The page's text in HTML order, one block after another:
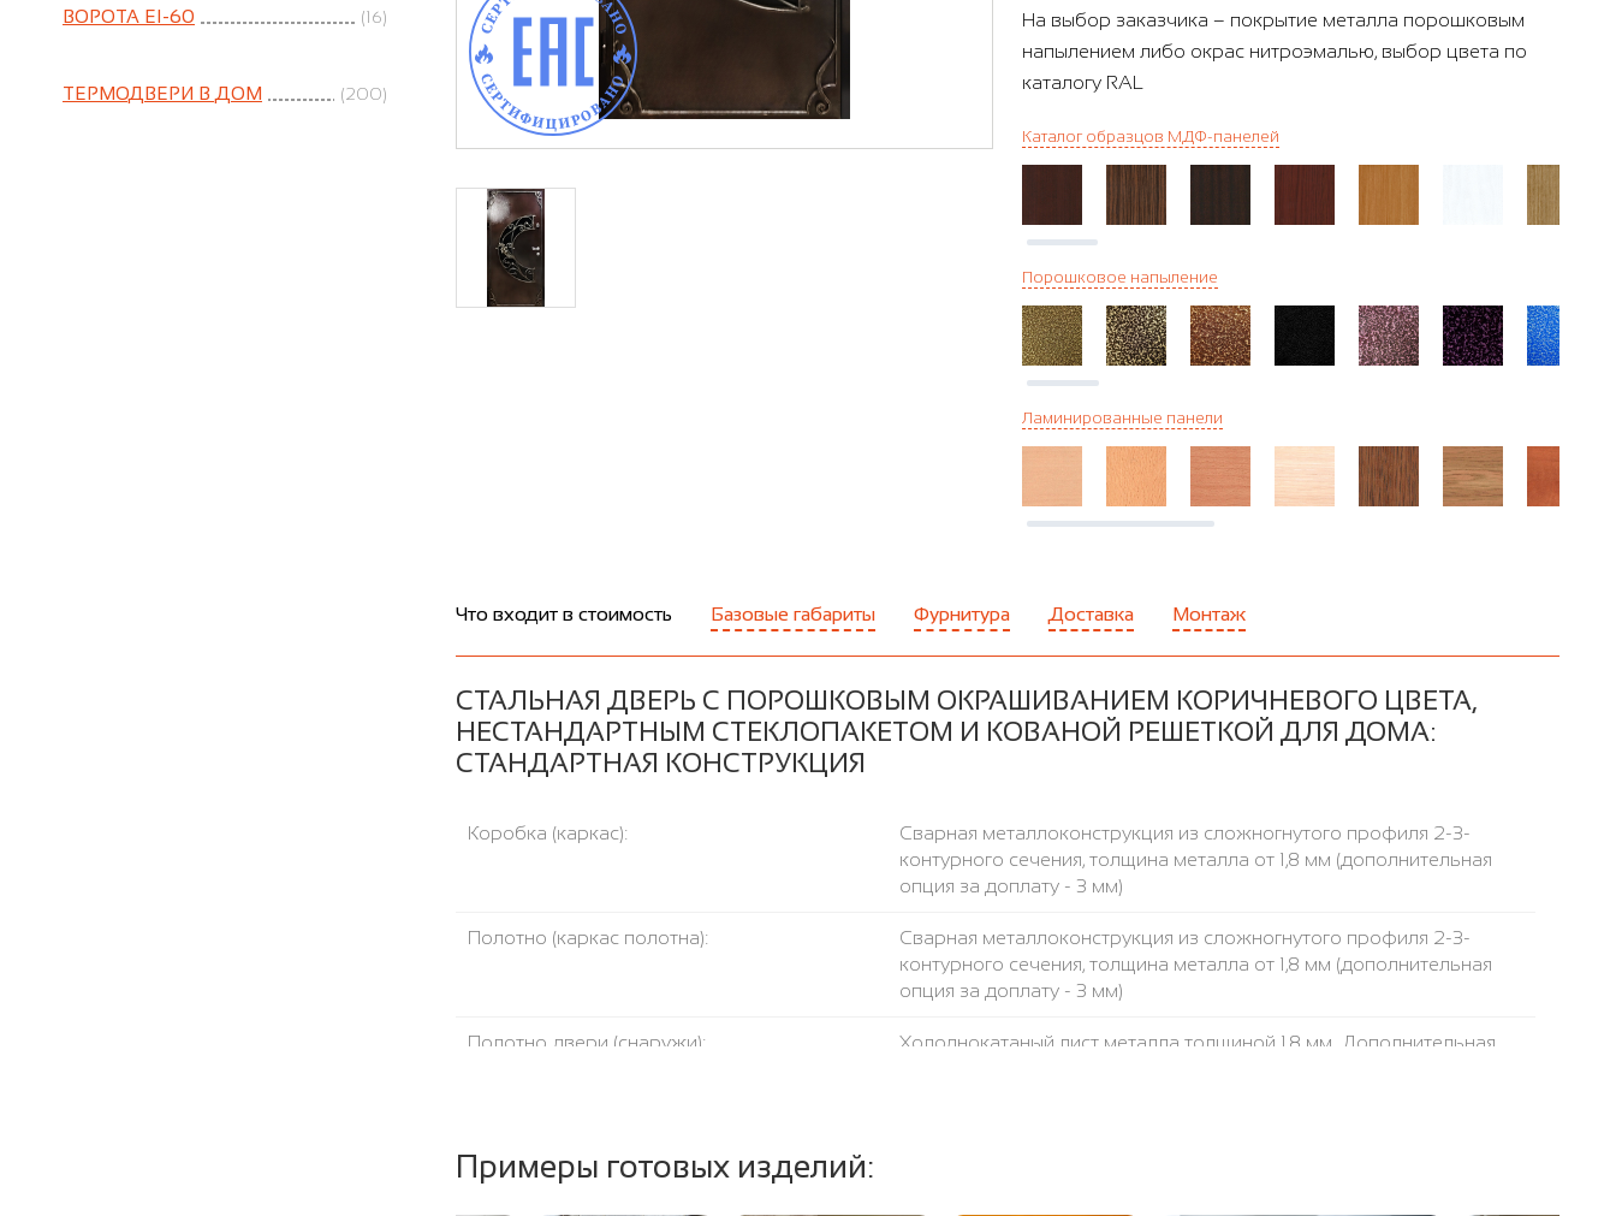
ВОРОТА EI-60 (16)
ТЕРМОДВЕРИ В ДОМ (200)
На выбор заказчика – покрытие металла порошковым
напылением либо окрас нитроэмалью, выбор цвета по
каталогу RAL
Каталог образцов МДФ-панелей
Порошковое напыление
Ламинированные панели
Что входит в стоимость Базовые габариты Фурнитура Доставка Монтаж
СТАЛЬНАЯ ДВЕРЬ С ПОРОШКОВЫМ ОКРАШИВАНИЕМ КОРИЧНЕВОГО ЦВЕТА,
НЕСТАНДАРТНЫМ СТЕКЛОПАКЕТОМ И КОВАНОЙ РЕШЕТКОЙ ДЛЯ ДОМА:
СТАНДАРТНАЯ КОНСТРУКЦИЯ
Коробка (каркас):
Сварная металлоконструкция из сложногнутого профиля 2-3-
контурного сечения, толщина металла от 1,8 мм (дополнительная
опция за доплату - 3 мм)
Полотно (каркас полотна):
Сварная металлоконструкция из сложногнутого профиля 2-3-
контурного сечения, толщина металла от 1,8 мм (дополнительная
опция за доплату - 3 мм)
Полотно двери (снаружи):
Холоднокатаный лист металла толщиной 1,8 мм. Дополнительная
Примеры готовых изделий: